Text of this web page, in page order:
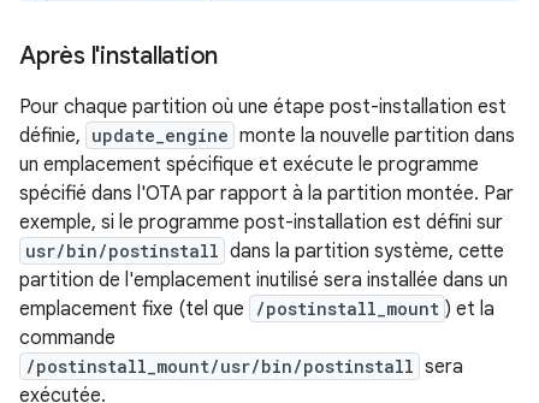
Après l'installation
Pour chaque partition où une étape post-installation est
définie, update_engine monte la nouvelle partition dans
un emplacement spécifique et exécute le programme
spécifié dans l'OTA par rapport à la partition montée. Par
exemple, si le programme post-installation est défini sur
usr/bin/postinstall dans la partition système, cette
partition de l'emplacement inutilisé sera installée dans un
emplacement fixe (tel que
/postinstall_mount ) et la
commande
/postinstall_mount/usr/bin/postinstall sera
exécutée.